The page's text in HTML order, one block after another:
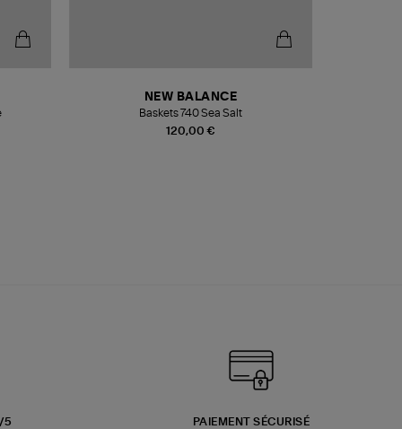
120,00 €
NEW BALANCE
Baskets 740 Sea Salt
5 PAIEMENT SÉCURISÉ